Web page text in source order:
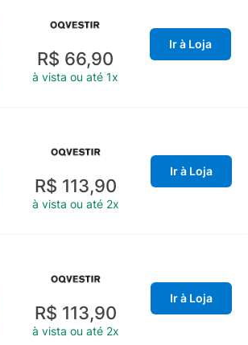
R$ 66,90
à vista ou até 1x
Ir à Loja
R$ 113,90
à vista ou até 2x
Ir à Loja
R$ 113,90
à vista ou até 2x
Ir à Loja